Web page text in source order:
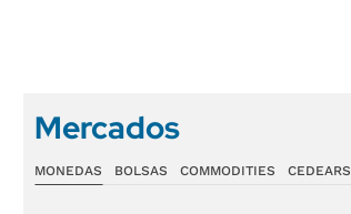
Mercados
MONEDAS BOLSAS COMMODITIES CEDEARS